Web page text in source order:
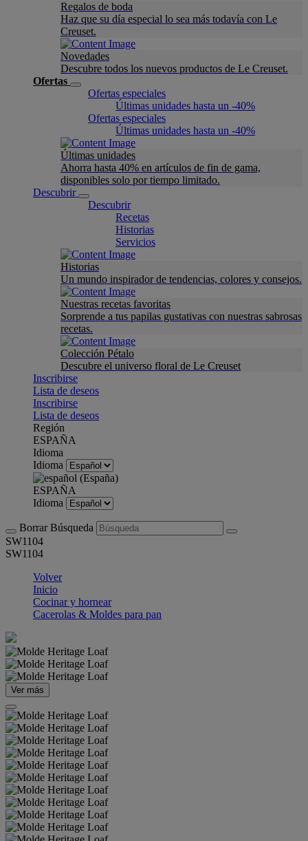
Regalos de boda
Haz que su día especial lo sea más todavía con Le
Creuset.
Novedades
Descubre todos los nuevos productos de Le Creuset.
Ofertas
Ofertas especiales
Últimas unidades hasta un -40%
Ofertas especiales
Últimas unidades hasta un -40%
Últimas unidades
Ahorra hasta 40% en artículos de fin de gama,
disponibles solo por tiempo limitado.
Descubrir
Descubrir
Recetas
Historias
Servicios
Historias
Un mundo inspirador de tendencias, colores y consejos.
Nuestras recetas favoritas
Sorprende a tus papilas gustativas con nuestras sabrosas
recetas.
Colección Pétalo
Descubre el universo floral de Le Creuset
Inscribirse
Lista de deseos
Inscribirse
Lista de deseos
Región
ESPAÑA
Idioma
Idioma
ESPAÑA
Idioma
Borrar Búsqueda
SW1104
SW1104
Volver
Inicio
Cocinar y hornear
Cacerolas & Moldes para pan
Ver más